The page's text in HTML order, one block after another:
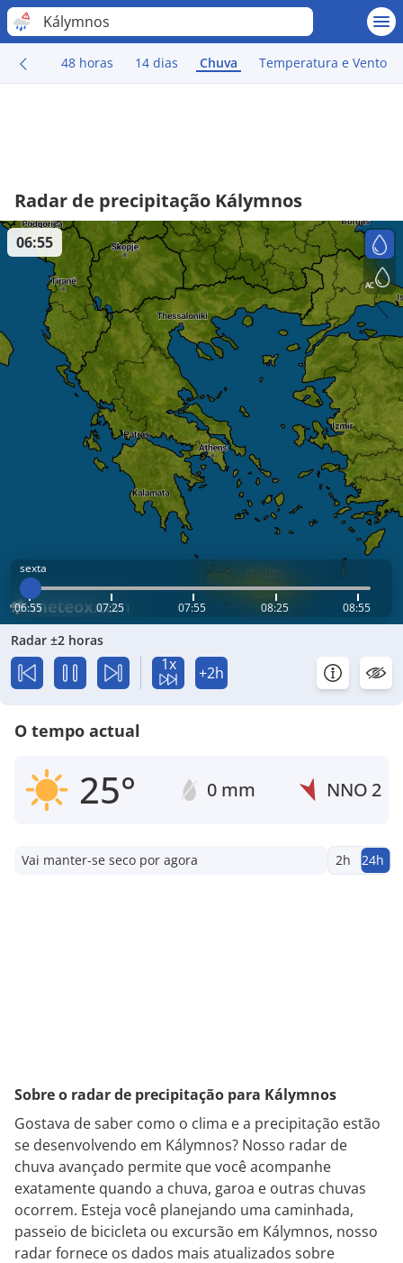
Kálymnos
48 horas 14 dias Chuva Temperatura e Vento
Radar de precipitação Kálymnos
sexta
06:55 07:25 07:55 08:25 08:55
06:55
Radar ±2 horas
1x +2h
O tempo actual
25° 0 mm NNO 2
Vai manter-se seco por agora 2h 24h
Sobre o radar de precipitação para Kálymnos
Gostava de saber como o clima e a precipitação estão
se desenvolvendo em Kálymnos? Nosso radar de
chuva avançado permite que você acompanhe
exatamente quando a chuva, garoa e outras chuvas
ocorrem. Esteja você planejando uma caminhada,
passeio de bicicleta ou excursão em Kálymnos, nosso
radar fornece os dados mais atualizados sobre